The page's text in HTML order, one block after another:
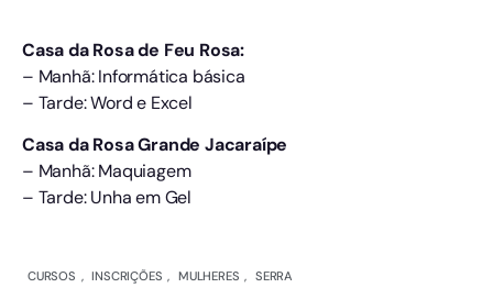
Casa da Rosa de Feu Rosa:
– Manhã: Informática básica
– Tarde: Word e Excel
Casa da Rosa Grande Jacaraípe
– Manhã: Maquiagem
– Tarde: Unha em Gel
CURSOS , INSCRIÇÕES , MULHERES , SERRA